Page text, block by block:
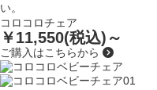
い。
コロコロチェア
￥11,550(税込)～
ご購入はこちらから